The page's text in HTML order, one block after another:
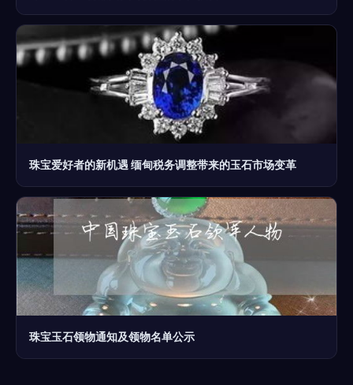
珠宝爱好者的新机遇 缅甸税务调整带来的玉石市场变革
珠宝玉石领物通知及领物名单公示